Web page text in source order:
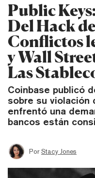
Public
Del Hack
Conflictos
y Wall
Las
Coinbase publicó
sobre su violación
enfrentó una
bancos están
Por Stacy Jones